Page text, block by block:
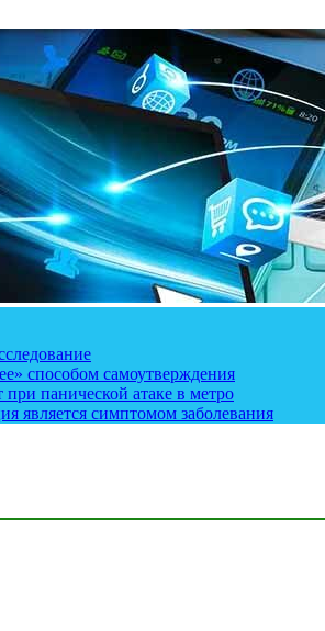
способом самоутверждения
панической атаке в метро
является симптомом заболевания